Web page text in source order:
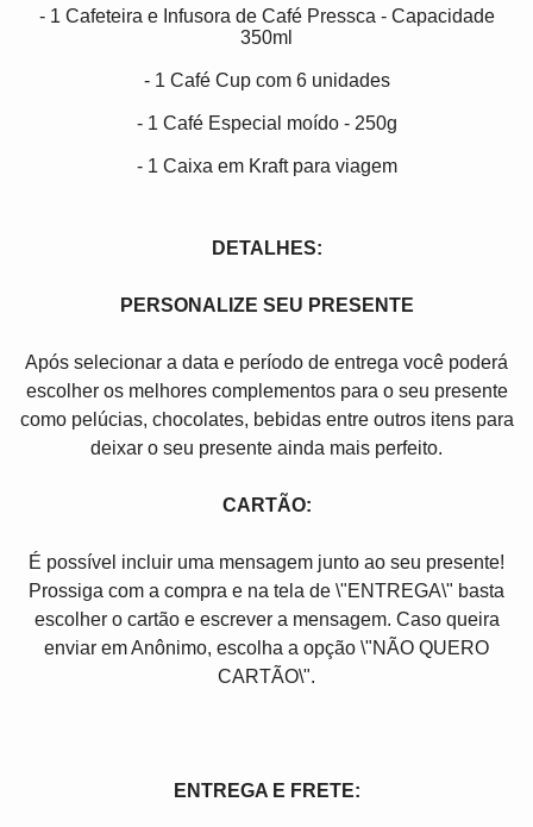
- 1 Cafeteira e Infusora de Café Pressca - Capacidade
350ml
- 1 Café Cup com 6 unidades
- 1 Café Especial moído - 250g
- 1 Caixa em Kraft para viagem
DETALHES:
PERSONALIZE SEU PRESENTE
Após selecionar a data e período de entrega você poder
escolher os melhores complementos para o seu presente
como pelúcias, chocolates, bebidas entre outros itens para
deixar o seu presente ainda mais perfeito.
CARTÃO:
É possível incluir uma mensagem junto ao seu presente!
Prossiga com a compra e na tela de \"ENTREGA\" basta
escolher o cartão e escrever a mensagem. Caso queira
enviar em Anônimo, escolha a opção \"NÃO QUERO
CARTÃO\".
ENTREGA E FRETE: